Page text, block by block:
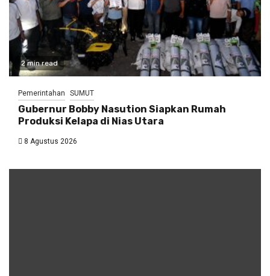
2 min read
Pemerintahan SUMUT
Gubernur Bobby Nasution Siapkan Rumah
Produksi Kelapa di Nias Utara
8 Agustus 2026